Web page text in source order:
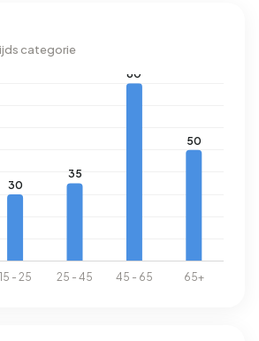
kWh. Het aardgasverbruik ligt met
boven het landelijke gemiddelde
categorie